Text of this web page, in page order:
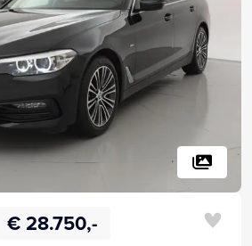
€ 28.750,-